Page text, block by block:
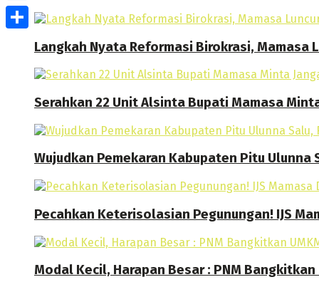
Langkah Nyata Reformasi Birokrasi, Mamasa
Serahkan 22 Unit Alsinta Bupati Mamasa
Wujudkan Pemekaran Kabupaten Pitu
Pecahkan Keterisolasian Pegunungan! IJS
Modal Kecil, Harapan Besar : PNM Bangkitkan
Messenger